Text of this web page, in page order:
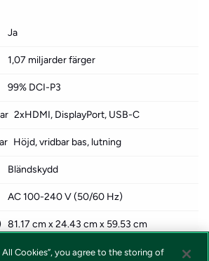
Ja
1,07 miljarder färger
99% DCI-P3
2xHDMI, DisplayPort, USB-C
Höjd, vridbar bas, lutning
Bländskydd
AC 100-240 V (50/60 Hz)
81.17 cm x 24.43 cm x 59.53 cm
Cookies”, you agree to the storing of